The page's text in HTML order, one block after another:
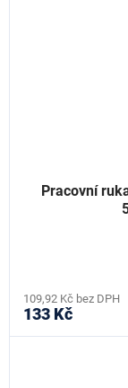
Pracovní
109,92 Kč bez DPH
133 Kč